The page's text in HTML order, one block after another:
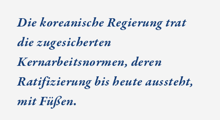
Die koreanische Regierung trat
die zugesicherten
Kernarbeitsnormen, deren
Ratifizierung bis heute aussteht,
mit Füßen.